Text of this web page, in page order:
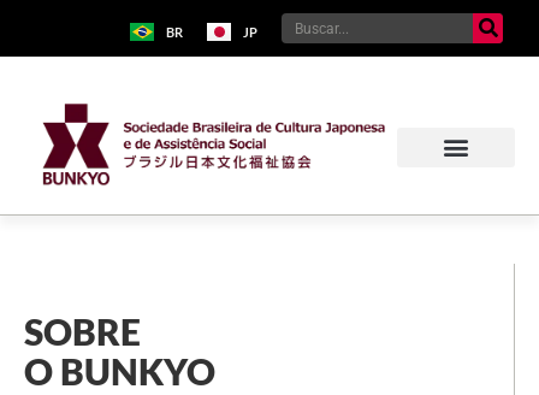
BR JP
SOBRE
O BUNKYO